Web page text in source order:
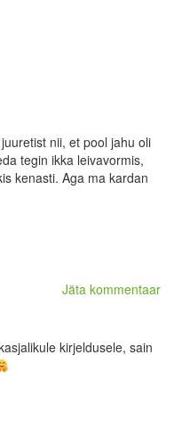
nii, et pool jahu oli
tegin ikka leivavormis,
kenasti. Aga ma kardan
Jäta kommentaar
kirjeldusele, sain